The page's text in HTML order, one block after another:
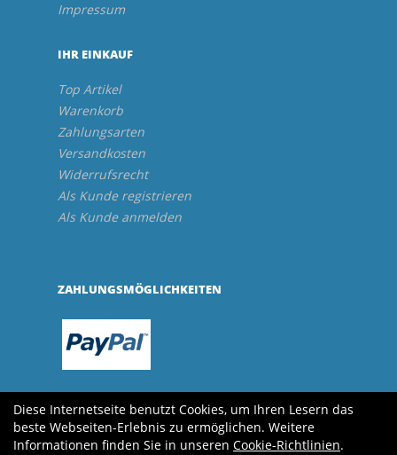
Impressum
IHR EINKAUF
Top Artikel
Warenkorb
Zahlungsarten
Versandkosten
Widerrufsrecht
Als Kunde registrieren
Als Kunde anmelden
ZAHLUNGSMÖGLICHKEITEN
Diese Internetseite benutzt Cookies, um Ihren Lesern das
beste Webseiten-Erlebnis zu ermöglichen. Weitere
Informationen finden Sie in unseren Cookie-Richtlinien.